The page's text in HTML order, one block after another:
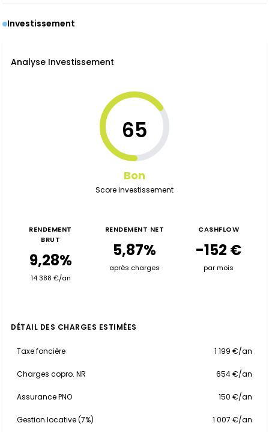
Investissement
Analyse Investissement
65
Bon
Score investissement
RENDEMENT
BRUT
9,28%
14 388 €/an
RENDEMENT NET
5,87%
après charges
CASHFLOW
-152 €
par mois
DÉTAIL DES CHARGES ESTIMÉES
Taxe foncière 1 199 €/an
Charges copro. NR 654 €/an
Assurance PNO 150 €/an
Gestion locative (7%) 1 007 €/an